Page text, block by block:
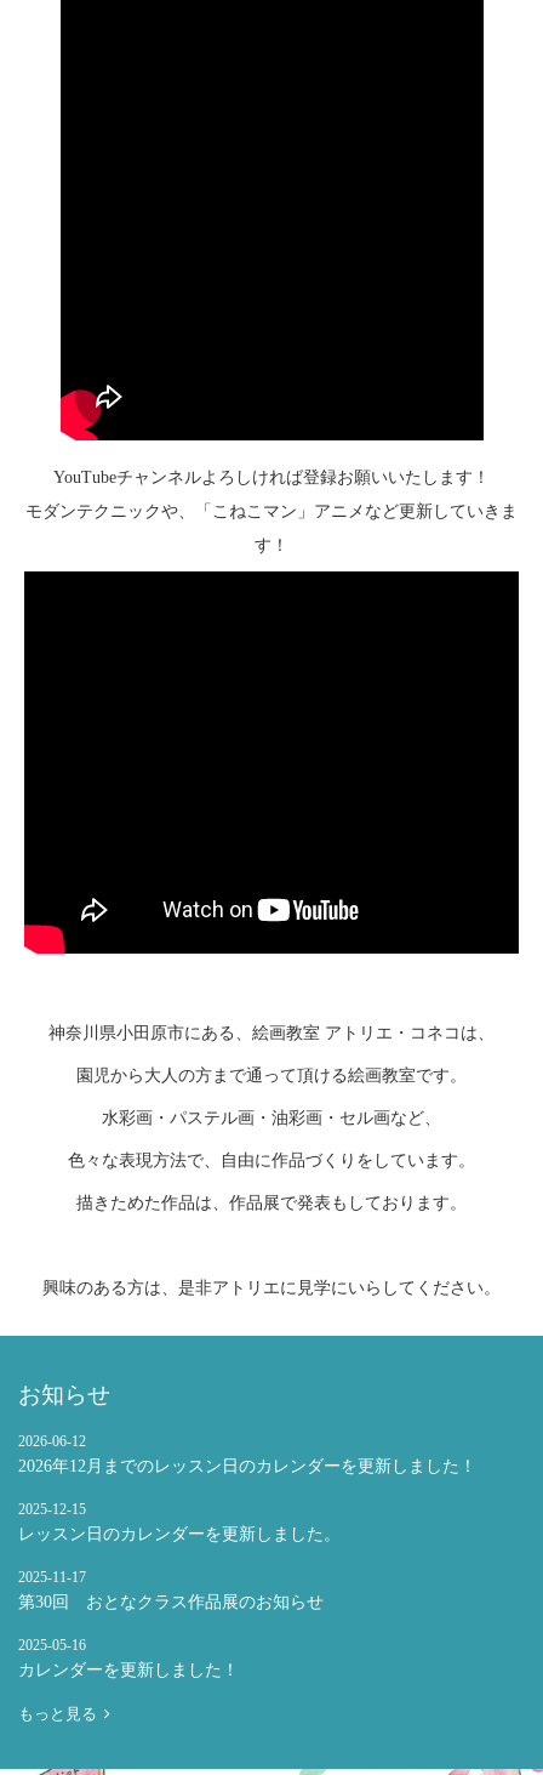
YouTubeチャンネルよろしければ登録お願いいたします！
モダンテクニックや、「こねこマン」アニメなど更新していきま
す！
神奈川県小田原市にある、絵画教室 アトリエ・コネコは、
園児から大人の方まで通って頂ける絵画教室です。
水彩画・パステル画・油彩画・セル画など、
色々な表現方法で、自由に作品づくりをしています。
描きためた作品は、作品展で発表もしております。
興味のある方は、是非アトリエに見学にいらしてください。
お知らせ
2026-06-12
2026年12月までのレッスン日のカレンダーを更新しました！
2025-12-15
レッスン日のカレンダーを更新しました。
2025-11-17
第30回 おとなクラス作品展のお知らせ
2025-05-16
カレンダーを更新しました！
もっと見る